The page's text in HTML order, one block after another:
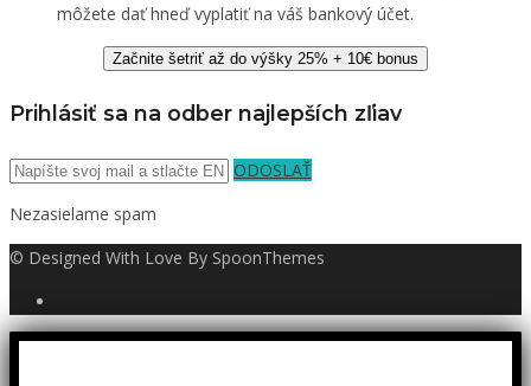
môžete dať hneď vyplatiť na váš bankový účet.
Začnite šetriť až do výšky 25% + 10€ bonus
Prihlásiť sa na odber najlepších zľiav
ODOSLAŤ
Nezasielame spam
© Designed With Love By SpoonThemes